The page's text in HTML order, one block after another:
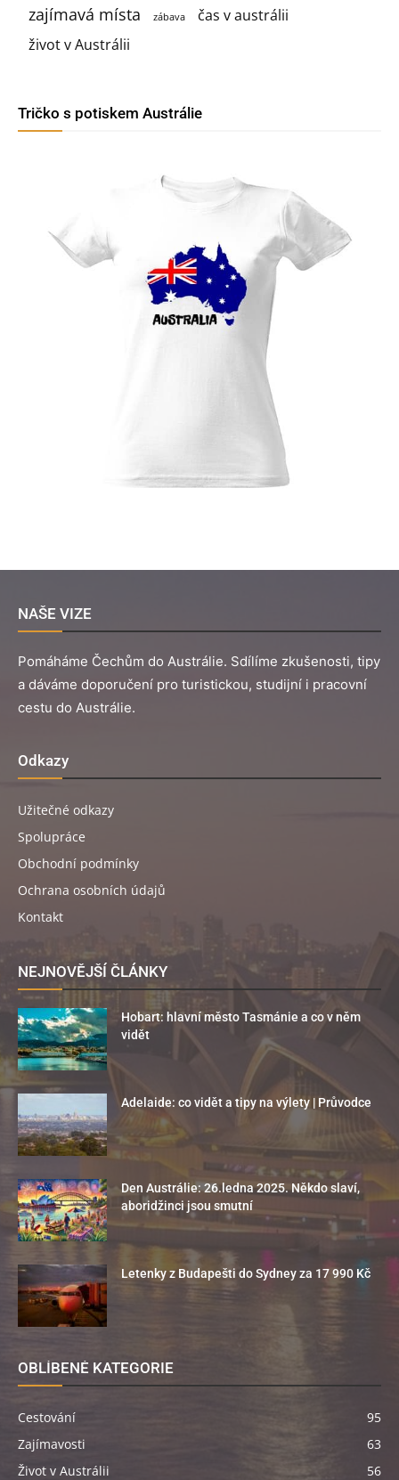
zajímavá místa zábava
čas v austrálii
život v Austrálii
Tričko s potiskem Austrálie
NAŠE VIZE
Pomáháme Čechům do Austrálie. Sdílíme zkušenosti, tipy
a dáváme doporučení pro turistickou, studijní i pracovní
cestu do Austrálie.
Odkazy
Užitečné odkazy
Spolupráce
Obchodní podmínky
Ochrana osobních údajů
Kontakt
NEJNOVĚJŠÍ ČLÁNKY
Hobart: hlavní město Tasmánie a co v něm
vidět
Adelaide: co vidět a tipy na výlety | Průvodce
Den Austrálie: 26.ledna 2025. Někdo slaví,
aboridžinci jsou smutní
Letenky z Budapešti do Sydney za 17 990 Kč
OBLÍBENÉ KATEGORIE
Cestování
95
Zajímavosti
63
Život v Austrálii
56